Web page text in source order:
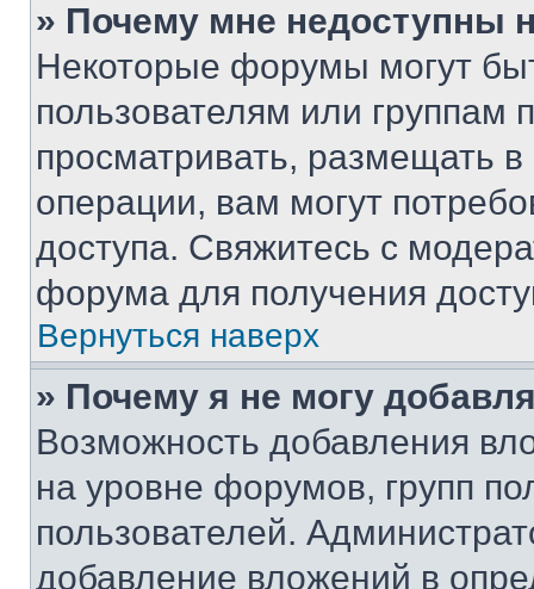
» Почему мне недоступны
Некоторые форумы могут
пользователям или группам
просматривать, размещать
операции, вам могут
доступа. Свяжитесь с
форума для получения
Вернуться наверх
» Почему я не могу
Возможность добавления
на уровне форумов, групп
пользователей.
добавление вложений в